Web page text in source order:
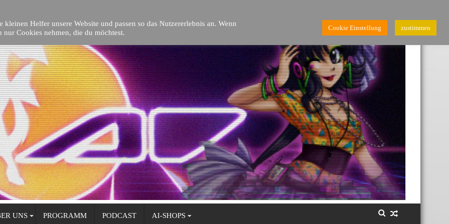
UNS PROGRAMM PODCAST AI-SHOPS
Helfer unsere Website und passen so das Nutzererlebnis an. Wenn
nur Cookies nehmen, die du möchtest.
Cookie Einstellung zustimmen